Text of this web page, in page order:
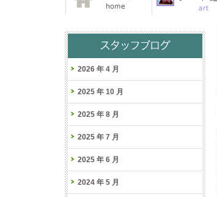
2026 年 4 月
2025 年 10 月
2025 年 8 月
2025 年 7 月
2025 年 6 月
2024 年 5 月